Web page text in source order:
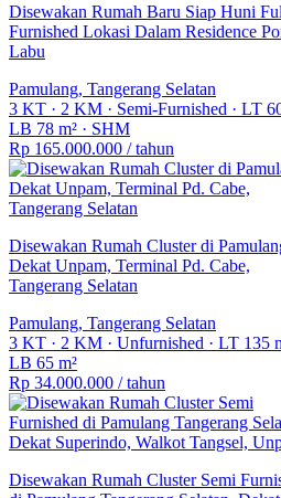
Disewakan Rumah Baru Siap Huni
Furnished Lokasi Dalam Residence
Labu
Pamulang, Tangerang Selatan
3 KT · 2 KM · Semi-Furnished · LT
LB 78 m² · SHM
Rp 165.000.000 / tahun
Disewakan Rumah Cluster di
Dekat Unpam, Terminal Pd. Cabe,
Tangerang Selatan
Pamulang, Tangerang Selatan
3 KT · 2 KM · Unfurnished · LT 135
LB 65 m²
Rp 34.000.000 / tahun
Disewakan Rumah Cluster Semi